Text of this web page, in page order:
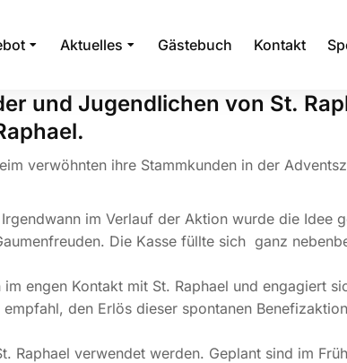
Aktuelles Gästebuch Kontakt
und Jugendlichen von St.
verwöhnten ihre Stammkunden in der
im Verlauf der Aktion wurde die Idee
Die Kasse füllte sich ganz
engen Kontakt mit St. Raphael und engagiert
den Erlös dieser spontanen
verwendet werden. Geplant sind im